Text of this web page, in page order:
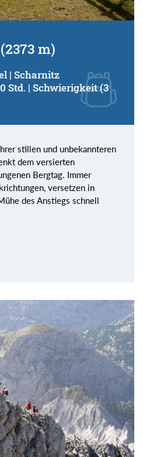
m)
| Scharnitz
Std. | Schwierigkeit (3
stillen und unbekannteren
dem versierten
Bergtag. Immer
versetzen in
des Anstiegs schnell